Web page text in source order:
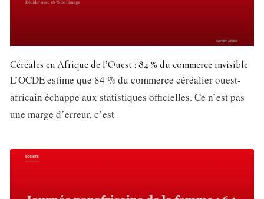
Céréales en Afrique de l’Ouest : 84 % du commerce invisible
L’OCDE estime que 84 % du commerce céréalier ouest-
africain échappe aux statistiques officielles. Ce n’est pas
une marge d’erreur, c’est